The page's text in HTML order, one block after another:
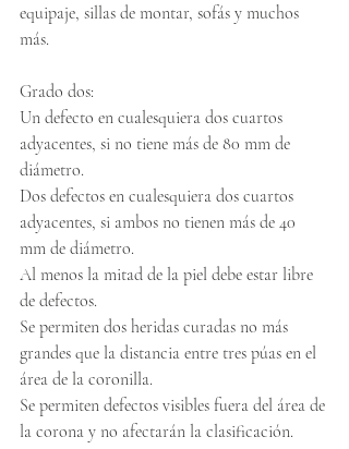
equipaje, sillas de montar, sofás y muchos
más.
Grado dos:
Un defecto en cualesquiera dos cuartos
adyacentes, si no tiene más de 80 mm de
diámetro.
Dos defectos en cualesquiera dos cuartos
adyacentes, si ambos no tienen más de 40
mm de diámetro.
Al menos la mitad de la piel debe estar libre
de defectos.
Se permiten dos heridas curadas no más
grandes que la distancia entre tres púas en el
área de la coronilla.
Se permiten defectos visibles fuera del área de
la corona y no afectarán la clasificación.